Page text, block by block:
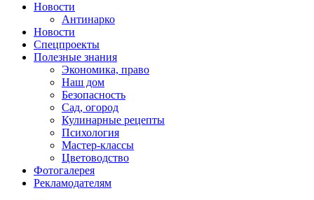
Новости
Антинарко
Новости
Спецпроекты
Полезные знания
Экономика, право
Наш дом
Безопасность
Сад, огород
Кулинарные рецепты
Психология
Мастер-классы
Цветоводство
Фотогалерея
Рекламодателям